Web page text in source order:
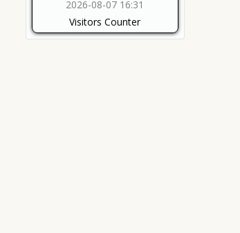
2026-08-07 16:31
Visitors Counter